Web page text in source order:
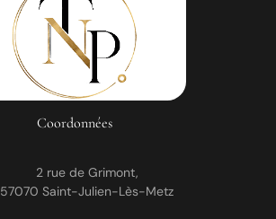
Coordonnées
2 rue de Grimont,
57070 Saint-Julien-Lès-Metz